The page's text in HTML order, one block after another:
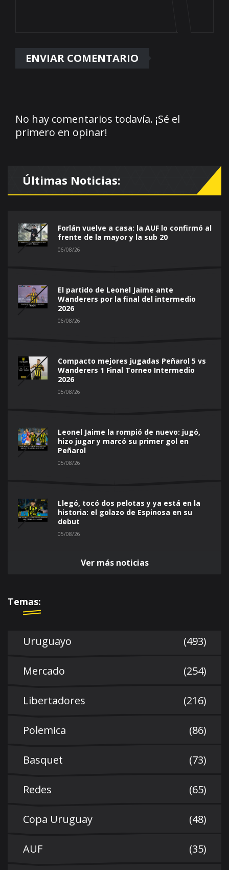
No hay comentarios todavía. ¡Sé el
primero en opinar!
Últimas Noticias:
Forlán vuelve a casa: la AUF lo confirmó al
frente de la mayor y la sub 20
06/08/26
El partido de Leonel Jaime ante
Wanderers por la final del intermedio
2026
06/08/26
Compacto mejores jugadas Peñarol 5 vs
Wanderers 1 Final Torneo Intermedio
2026
05/08/26
Leonel Jaime la rompió de nuevo: jugó,
hizo jugar y marcó su primer gol en
Peñarol
05/08/26
Llegó, tocó dos pelotas y ya está en la
historia: el golazo de Espinosa en su
debut
05/08/26
Ver más noticias
Temas:
Uruguayo (493)
Mercado (254)
Libertadores (216)
Polemica (86)
Basquet (73)
Redes (65)
Copa Uruguay (48)
AUF (35)